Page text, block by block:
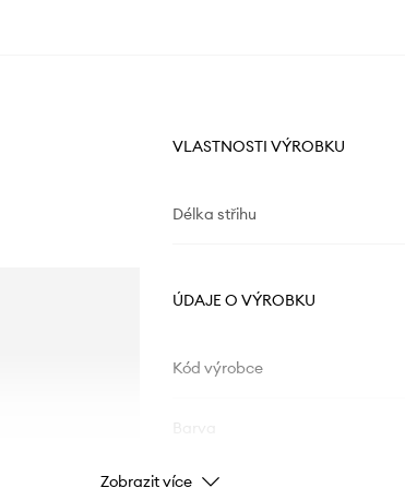
VLASTNOSTI VÝROBKU
Délka střihu
ÚDAJE O VÝROBKU
Kód výrobce
Značka
Zobrazit více